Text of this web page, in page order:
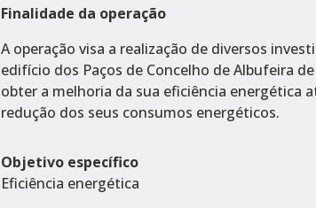
Finalidade da operação
A operação visa a realização de diversos
edifício dos Paços de Concelho de Albufeira
obter a melhoria da sua eficiência energética
redução dos seus consumos energéticos.
Objetivo específico
Eficiência energética